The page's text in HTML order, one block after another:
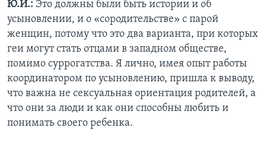
Ю.И.: Это должны были быть истории и об
усыновлении, и о «сородительстве» с парой
женщин, потому что это два варианта, при которых
геи могут стать отцами в западном обществе,
помимо суррогатства. Я лично, имея опыт работы
координатором по усыновлению, пришла к выводу,
что важна не сексуальная ориентация родителей, а
что они за люди и как они способны любить и
понимать своего ребенка.